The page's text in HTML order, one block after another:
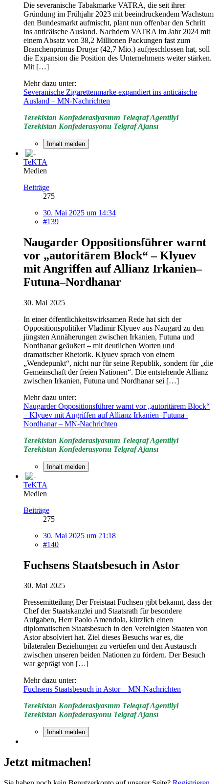
Die severanische Tabakmarke VATRA, die seit ihrer
Gründung im Frühjahr 2023 mit beeindruckendem Wachstum
den Bundesmarkt aufmischt, plant nun offenbar den Schritt
ins anticäische Ausland. Nachdem VATRA im Jahr 2024 mit
einem Absatz von 38,2 Millionen Packungen fast zum
Branchenprimus Drugar (42,7 Mio.) aufgeschlossen hat, soll
die Expansion die Position des Unternehmens weiter stärken.
Mit […]
Mehr dazu unter:
Severanische Zigarettenmarke expandiert ins anticäische
Ausland – MN-Nachrichten
Terekistan Konfederasiyasının Teleqraf Agentliyi
Terekistan Konfederasyonu Telgraf Ajansı
Inhalt melden
TeKTA
Medien
Beiträge
275
30. Mai 2025 um 14:34
#139
Naugarder Oppositionsführer warnt
vor „autoritärem Block“ – Klyuev
mit Angriffen auf Allianz Irkanien–
Futuna–Nordhanar
30. Mai 2025
In einer öffentlichkeitswirksamen Rede hat sich der
Oppositionspolitiker Vladimir Klyuev aus Naugard zu den
jüngsten Annäherungen zwischen Irkanien, Futuna und
Nordhanar geäußert – mit deutlichen Worten und
dramatischer Rhetorik. Klyuev sprach von einem
„Wendepunkt“, nicht nur für seine Republik, sondern für „die
Gemeinschaft der freien Nationen“. Die entstehende Allianz
zwischen Irkanien, Futuna und Nordhanar sei […]
Mehr dazu unter:
Naugarder Oppositionsführer warnt vor „autoritärem Block“
– Klyuev mit Angriffen auf Allianz Irkanien–Futuna–
Nordhanar – MN-Nachrichten
Terekistan Konfederasiyasının Teleqraf Agentliyi
Terekistan Konfederasyonu Telgraf Ajansı
Inhalt melden
TeKTA
Medien
Beiträge
275
30. Mai 2025 um 21:18
#140
Fuchsens Staatsbesuch in Astor
30. Mai 2025
Pressemitteilung Der Freistaat Fuchsen gibt bekannt, dass der
Chef der Staatskanzlei und Staatsrath für besondere
Aufgaben, Herr Paolo Amendola, kürzlich einen
diplomatischen Staatsbesuch in den Vereinigten Staaten von
Astor absolviert hat. Ziel dieses Besuchs war es, die
bilateralen Beziehungen zu vertiefen und den Austausch
zwischen unseren beiden Nationen zu fördern. Der Besuch
war geprägt von […]
Mehr dazu unter:
Fuchsens Staatsbesuch in Astor – MN-Nachrichten
Terekistan Konfederasiyasının Teleqraf Agentliyi
Terekistan Konfederasyonu Telgraf Ajansı
Inhalt melden
Jetzt mitmachen!